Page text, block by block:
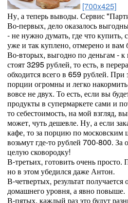
[700x425]
Ну, а теперь выводы. Сервис
Во-первых, дело оказалось
- не нужно думать, где что купить,
уже и так куплено, отмерено и вам
Во-вторых, выгодно по деньгам -
стоят 3295 рублей, то есть, в
обходится всего в 659 рублей.
порции огромны и легко
вовсе не двух. То есть, если вы
продукты в супермаркете сами и
то себестоимость, на мой взгляд,
может, чуть дешевле. Ну, а если
кафе, то за порцию по московским
возьмут где-то рублей 700-800. За
целую сковородку!
В-третьих, готовить очень
но в этом убедился даже Антон.
В-четвертых, результат
домашнего уровня, а явно повыше.
В-пятых, каждый раз это будут